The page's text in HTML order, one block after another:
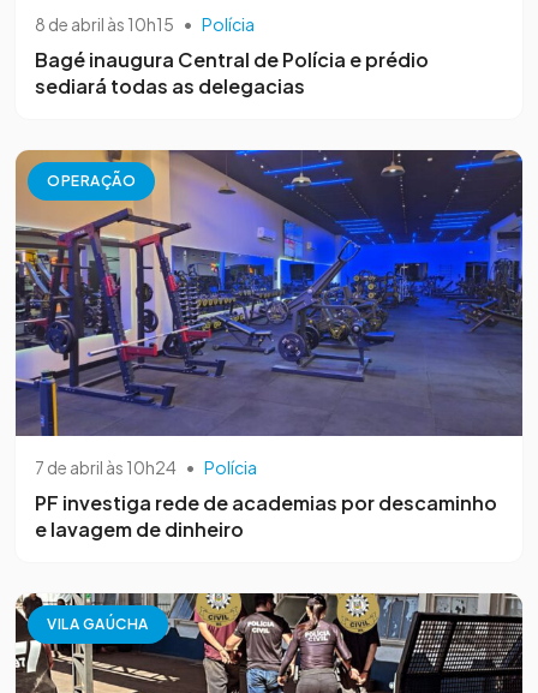
8 de abril às 10h15 • Polícia
Bagé inaugura Central de Polícia e prédio
sediará todas as delegacias
OPERAÇÃO
7 de abril às 10h24 • Polícia
PF investiga rede de academias por descaminho
e lavagem de dinheiro
VILA GAÚCHA